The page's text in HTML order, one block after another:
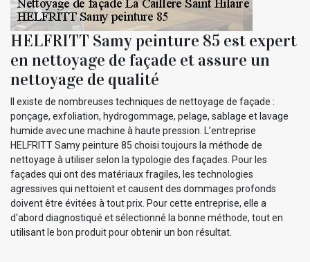
HELFRITT Samy peinture 85 est expert
en nettoyage de façade et assure un
nettoyage de qualité
Il existe de nombreuses techniques de nettoyage de façade :
ponçage, exfoliation, hydrogommage, pelage, sablage et lavage
humide avec une machine à haute pression. L’entreprise
HELFRITT Samy peinture 85 choisi toujours la méthode de
nettoyage à utiliser selon la typologie des façades. Pour les
façades qui ont des matériaux fragiles, les technologies
agressives qui nettoient et causent des dommages profonds
doivent être évitées à tout prix. Pour cette entreprise, elle a
d'abord diagnostiqué et sélectionné la bonne méthode, tout en
utilisant le bon produit pour obtenir un bon résultat.